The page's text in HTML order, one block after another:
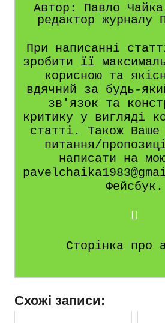
Автор: Павло
редактор журналу
При написанні
зробити її
корисною та
вдячний за будь-
зв'язок та
критику у вигляді
статті. Також Ваше
питання/
написати на
Фейсбук.
Сторінка про
Схожі записи: